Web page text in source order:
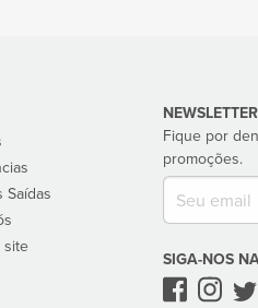
Saídas
site
NEWSLETTER
Fique por
promoções.
SIGA-NOS